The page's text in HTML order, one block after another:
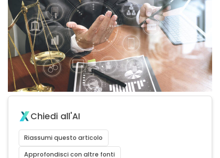
Chiedi all'AI
Riassumi questo articolo
Approfondisci con altre fonti